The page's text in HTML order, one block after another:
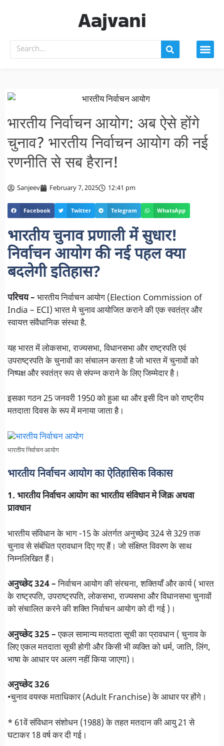
Aajvani
भारतीय निर्वाचन आयोग: अब ऐसे होंगे
चुनाव? भारतीय निर्वाचन आयोग की नई
रणनीति से सब हैरान!
Sanjeev February 7, 2025 12:41 pm
Facebook Twitter Telegram WhatsApp
भारतीय चुनाव प्रणाली में सुधार!
निर्वाचन आयोग की नई पहल क्या
बदलेगी इतिहास?
परिचय – भारतीय निर्वाचन आयोग (Election Commission of
India – ECI) भारत मे चुनाव आयोजित कराने की एक स्वतंत्र और
स्वायत्त संवैधानिक संस्था है.
यह भारत में लोकसभा, राज्यसभा, विधानसभा और राष्ट्रपति एवं
उपराष्ट्रपति के चुनावों का संचालन करता है जो भारत में चुनावों को
निष्पक्ष और स्वतंत्र रूप से संपन्न कराने के लिए जिम्मेदार है।
इसका गठन 25 जनवरी 1950 को हुआ था और इसी दिन को राष्ट्रीय
मतदाता दिवस के रूप में मनाया जाता है।
भारतीय निर्वाचन आयोग
भारतीय निर्वाचन आयोग का ऐतिहासिक विकास
1. भारतीय निर्वाचन आयोग का भारतीय संविधान मे जिक्र अथवा
प्रावधान
भारतीय संविधान के भाग -15 के अंतर्गत अनुच्छेद 324 से 329 तक
चुनाव से संबंधित प्रावधान दिए गए हैं। जो संक्षिप्त विवरण के साथ
निम्नलिखित हैं।
अनुच्छेद 324 –निर्वाचन आयोग की संरचना, शक्तियाँ और कार्य ( भारत
के राष्ट्रपति, उपराष्ट्रपति, लोकसभा, राज्यसभा और विधानसभा चुनावों
को संचालित करने की शक्ति निर्वाचन आयोग को दी गई )।
अनुच्छेद 325 –एकल सामान्य मतदाता सूची का प्रावधान ( चुनाव के
लिए एकल मतदाता सूची होगी और किसी भी व्यक्ति को धर्म, जाति, लिंग,
भाषा के आधार पर अलग नहीं किया जाएगा)।
अनुच्छेद 326
•चुनाव वयस्क मताधिकार (Adult Franchise) के आधार पर होंगे।
* 61वें संविधान संशोधन (1988) के तहत मतदान की आयु 21 से
घटाकर 18 वर्ष कर दी गई।